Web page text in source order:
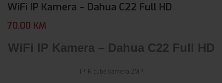
WiFi IP Kamera – Dahua C22 Full HD
70.00 KM
WiFi IP Kamera – Dahua C22 Full HD
IP IR cube kamera 2MP